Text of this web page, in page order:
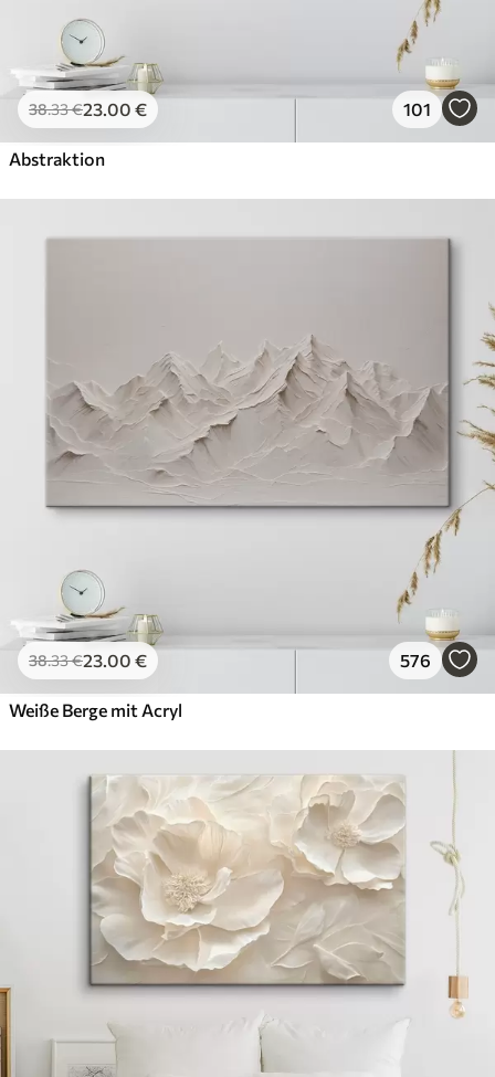
38.33€23.00 € 101
Abstraktion
38.33€23.00 € 576
Weiße Berge mit Acryl